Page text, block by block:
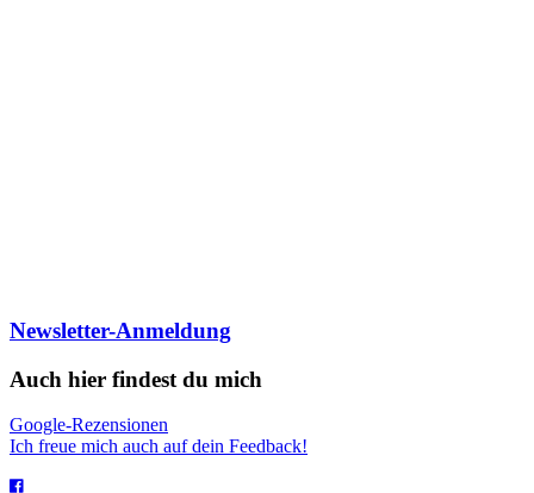
Newsletter-Anmeldung
Auch hier findest du mich
Google-Rezensionen
Ich freue mich auch auf dein Feedback!